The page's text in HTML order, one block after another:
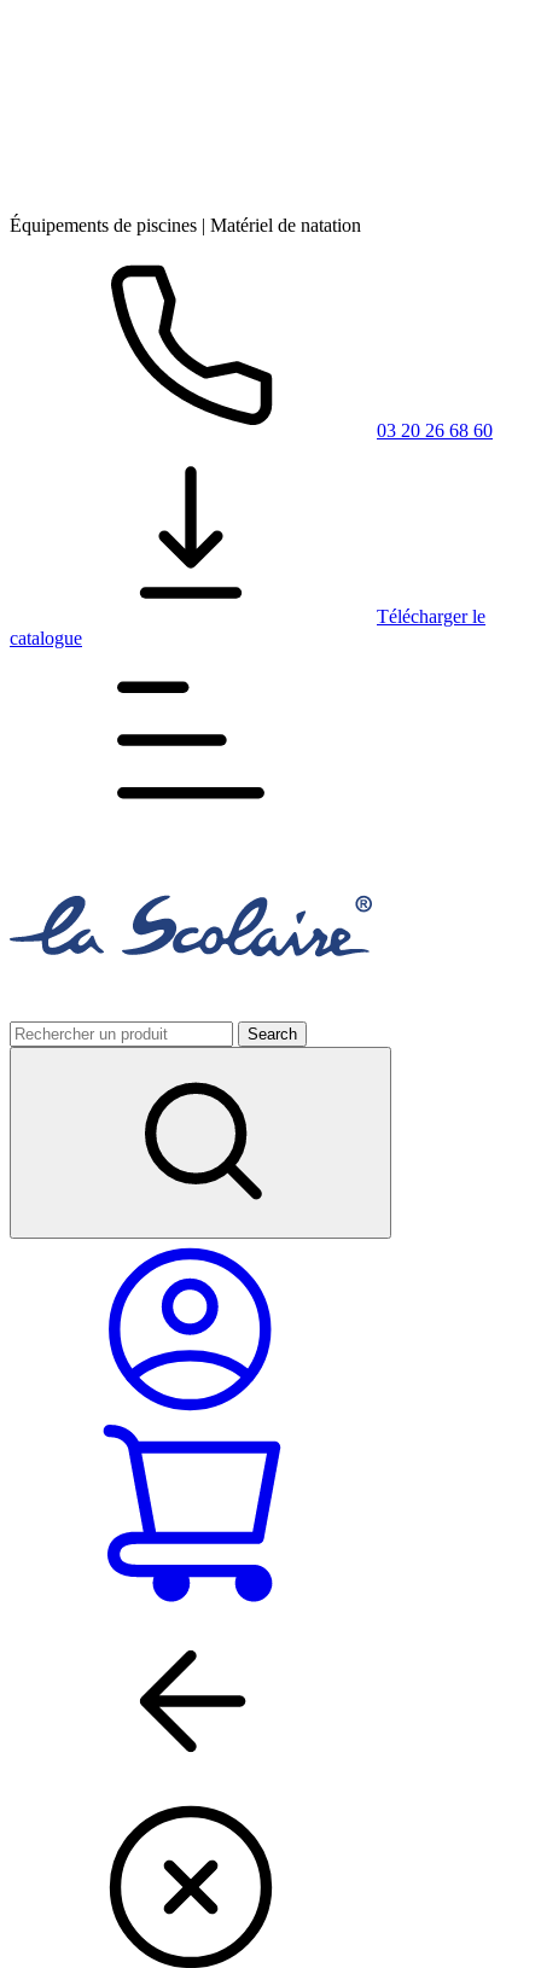
Équipements de piscines | Matériel de natation
03 20 26 68 60
Télécharger le
catalogue